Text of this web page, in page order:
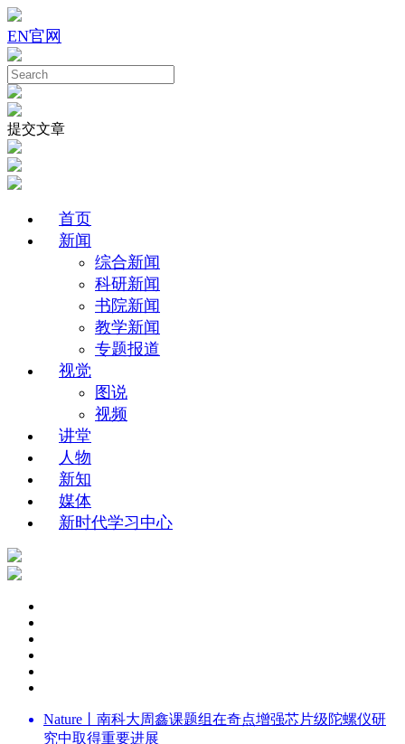
EN官网
提交文章
首页
新闻
综合新闻
科研新闻
书院新闻
教学新闻
专题报道
视觉
图说
视频
讲堂
人物
新知
媒体
新时代学习中心
Nature丨南科大周鑫课题组在奇点增强芯片级陀螺仪研
究中取得重要进展